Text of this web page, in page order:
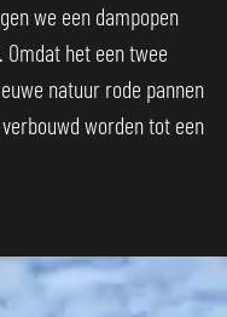
we een dampopen
het een twee
natuur rode pannen
worden tot een